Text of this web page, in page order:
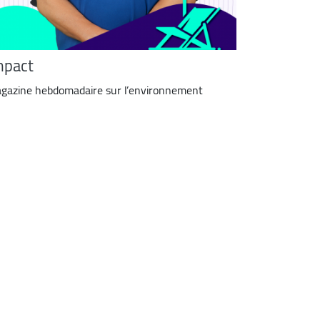
hebdomadaire sur l’environnement